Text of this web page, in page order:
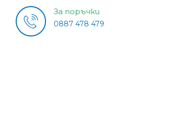
За поръчки
0887 478 479